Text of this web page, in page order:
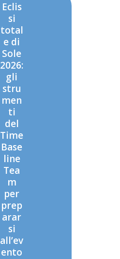
Eclis
si
total
e di
Sole
2026:
gli
stru
men
ti
del
Time
Base
line
Tea
m
per
prep
arar
si
all’ev
ento